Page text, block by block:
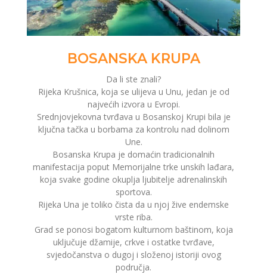
BOSANSKA KRUPA
Da li ste znali?
Rijeka Krušnica, koja se ulijeva u Unu, jedan je od
najvećih izvora u Evropi.
Srednjovjekovna tvrđava u Bosanskoj Krupi bila je
ključna tačka u borbama za kontrolu nad dolinom
Une.
Bosanska Krupa je domaćin tradicionalnih
manifestacija poput Memorijalne trke unskih lađara,
koja svake godine okuplja ljubitelje adrenalinskih
sportova.
Rijeka Una je toliko čista da u njoj žive endemske
vrste riba.
Grad se ponosi bogatom kulturnom baštinom, koja
uključuje džamije, crkve i ostatke tvrđave,
svjedočanstva o dugoj i složenoj istoriji ovog
područja.